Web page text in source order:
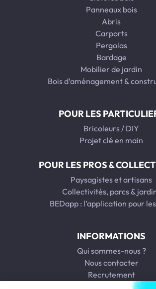
Panneaux bois
Abris
Carports
Pergolas
Bardage
Mobilier de jardin
Bois d’aménagement &
POUR LES
Bricoleurs / DIY
Projet clé en main
POUR LES PROS &
Paysagistes et artisans
Collectivités, parcs &
BEDapp : l’application pour
INFORMATIONS
Qui sommes-nous ?
Nous contacter
Recrutement
Nos agences